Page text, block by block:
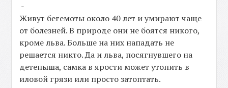
-
Живут бегемоты около 40 лет и умирают чаще
от болезней. В природе они не боятся никого,
кроме льва. Больше на них нападать не
решается никто. Да и льва, посягнувшего на
детеныша, самка в ярости может утопить в
иловой грязи или просто затоптать.